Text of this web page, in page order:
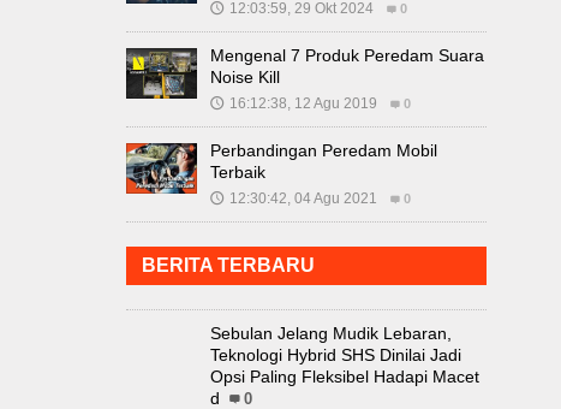
🕔 12:03:59, 29 Okt 2024 0
Mengenal 7 Produk Peredam Suara
Noise Kill
🕔 16:12:38, 12 Agu 2019 0
Perbandingan Peredam Mobil
Terbaik
🕔 12:30:42, 04 Agu 2021 0
BERITA TERBARU
Sebulan Jelang Mudik Lebaran,
Teknologi Hybrid SHS Dinilai Jadi
Opsi Paling Fleksibel Hadapi Macet
d
0